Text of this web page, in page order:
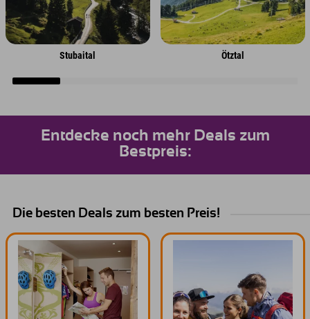
Stubaital Ötztal
Entdecke noch mehr Deals zum
Bestpreis:
Die besten Deals zum besten Preis!